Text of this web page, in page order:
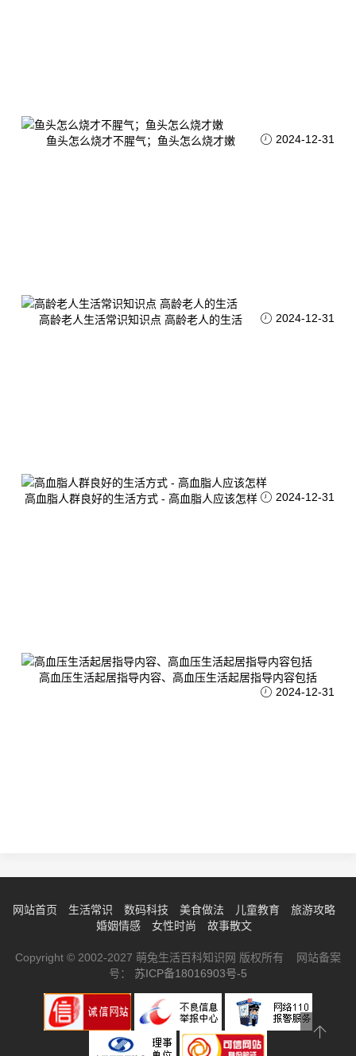
鱼头怎么烧才不腥气；鱼头怎么烧才嫩 2024-12-31
高龄老人生活常识知识点 高龄老人的生活 2024-12-31
高血脂人群良好的生活方式 - 高血脂人应该怎样 2024-12-31
高血压生活起居指导内容、高血压生活起居指导内容包括
2024-12-31
网站首页 生活常识 数码科技 美食做法 儿童教育
旅游攻略
婚姻情感
女性时尚 故事散文
Copyright © 2002-2027 萌兔生活百科知识网 版权所有 网站备案
号： 苏ICP备18016903号-5